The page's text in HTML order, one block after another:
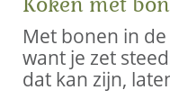
Met bonen in
want je zet
dat kan zijn,